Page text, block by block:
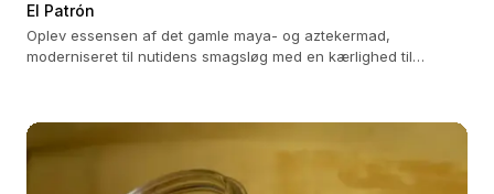
El Patrón
Oplev essensen af ​​det gamle maya- og aztekermad,
moderniseret til nutidens smagsløg med en kærlighed til